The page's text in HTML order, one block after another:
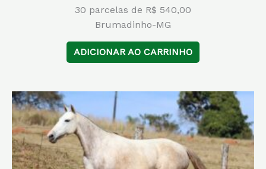
30 parcelas de R$ 540,00
Brumadinho-MG
ADICIONAR AO CARRINHO